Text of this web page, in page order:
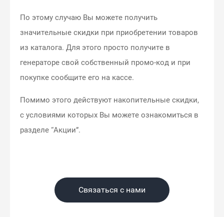
По этому случаю Вы можете получить
значительные скидки при приобретении товаров
из каталога. Для этого просто получите в
генераторе свой собственный промо-код и при
покупке сообщите его на кассе.
Помимо этого действуют накопительные скидки,
с условиями которых Вы можете ознакомиться в
разделе “Акции”.
Связаться с нами